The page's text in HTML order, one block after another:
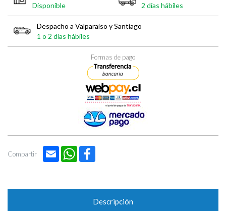
Disponible
2 días hábiles
Despacho a Valparaíso y Santiago
1 o 2 días hábiles
Formas de pago
Compartir Email WhatsApp
Descripción